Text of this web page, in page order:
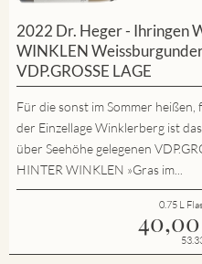
2022 Dr. Heger - Ihringen
WINKLEN
VDP.GROSSE LAGE
Für die sonst im Sommer
der Einzellage Winklerberg ist
über Seehöhe gelegenen
HINTER WINKLEN »Gras im...
0.75 L
40,00